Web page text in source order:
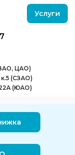
ЦАО)
(СЗАО)
(ЮАО)
Услуги